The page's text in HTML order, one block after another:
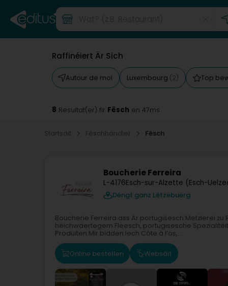
Raffinéiert Är Sich
Autour de moi Luxembourg (2) Top
8 Resultat(er) fir Fësch en 47ms
Startsäit Fëschhändler Fësch
Boucherie Ferreira
L-4176Esch-sur-Alzette (Esch-
Déngt ganz Lëtzebuerg
Boucherie Ferreira ass Är portugisesch Metzlerei
héichwäertegem Fleesch, portugisesche
Produiten.Mir bidden Iech Côte à l’os,...
Online bestellen Websäit